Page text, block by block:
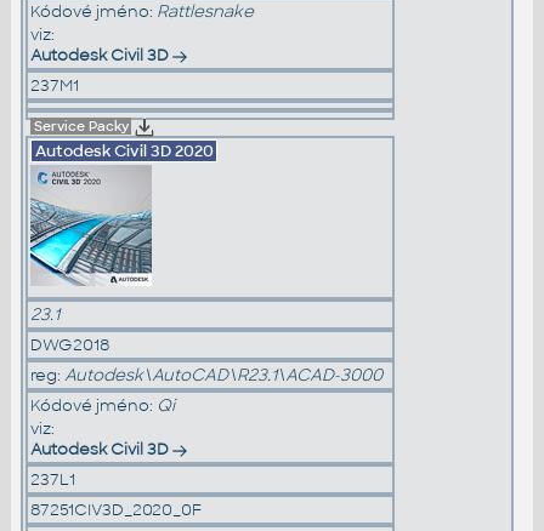
Kódové jméno: Rattlesnake
viz:
Autodesk Civil 3D
237M1
Service Packy
Autodesk Civil 3D2020
23.1
DWG2018
reg: Autodesk\AutoCAD\R23.1\ACAD-3000
Kódové jméno: Qi
viz:
Autodesk Civil 3D
237L1
87251CIV3D_2020_0F